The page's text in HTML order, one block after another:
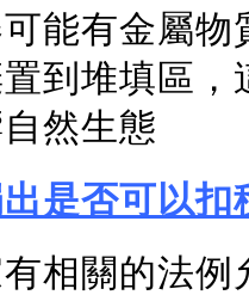
能有金屬
到堆填區
然生態
是否可以扣
相關的法